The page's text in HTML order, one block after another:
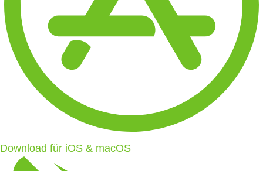
Download für iOS & macOS